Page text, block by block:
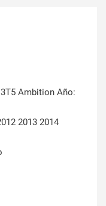
3T5 Ambition Año:
2013 2014